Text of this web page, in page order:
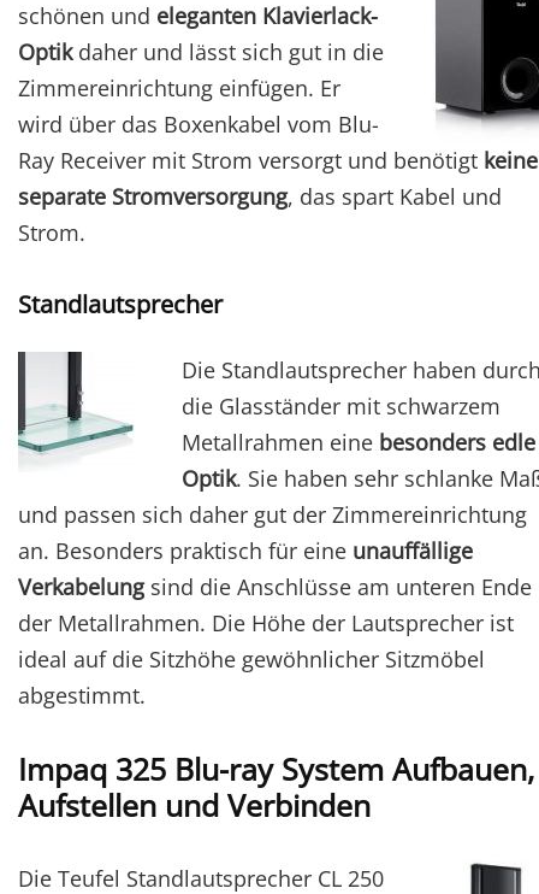
schönen und eleganten Klavierlack-
Optikdaher und lässt sich gut in die
Zimmereinrichtung einfügen. Er
wird über das Boxenkabel vom Blu-
Ray Receiver mit Strom versorgt und benötigt keine
separate Stromversorgung, das spart Kabel und
Strom.
Standlautsprecher
Die Standlautsprecher haben
die Glasständer mit schwarzem
Metallrahmen eine besonders edle
Optik. Sie haben sehr schlanke
und passen sich daher gut der Zimmereinrichtung
an. Besonders praktisch für eine unauffällige
Verkabelungsind die Anschlüsse am unteren Ende
der Metallrahmen. Die Höhe der Lautsprecher ist
ideal auf die Sitzhöhe gewöhnlicher Sitzmöbel
abgestimmt.
Impaq 325 Blu-ray System Aufbauen,
Aufstellen und Verbinden
Die Teufel Standlautsprecher CL 250